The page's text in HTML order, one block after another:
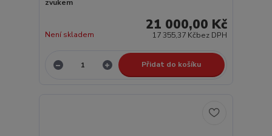
zvukem
21 000,00 Kč
17 355,37 Kčbez DPH
Není skladem
Přidat do košíku